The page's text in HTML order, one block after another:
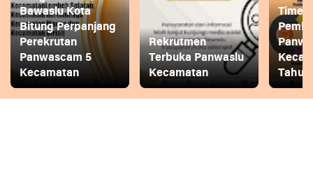
Bawaslu Kota
Bitung Perpanjang
Perekrutan
Panwascam 5
Kecamatan
Rekrutmen
Terbuka Panwaslu
Kecamatan
Tahun